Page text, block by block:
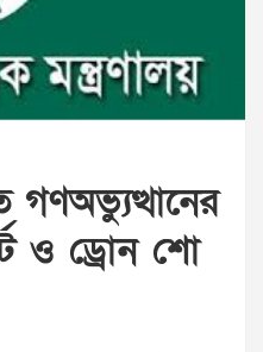
গণঅভ্যুত্থানের
ও ড্রোন শো